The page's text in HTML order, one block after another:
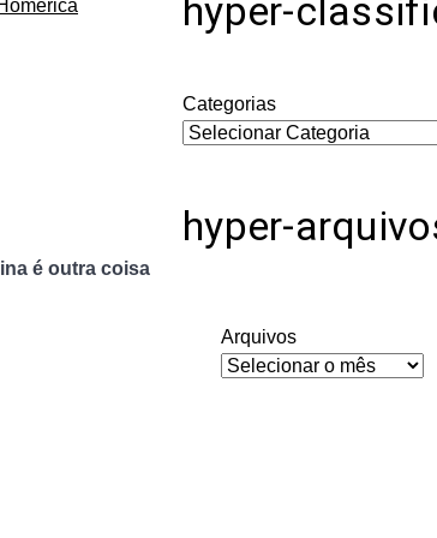
é outra coisa
hyper-
Categorias
hyper-
Arquivos